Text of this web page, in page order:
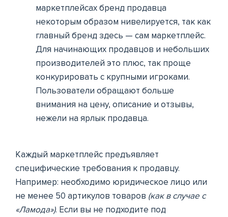
маркетплейсах бренд продавца
некоторым образом нивелируется, так как
главный бренд здесь — сам маркетплейс.
Для начинающих продавцов и небольших
производителей это плюс, так проще
конкурировать с крупными игроками.
Пользователи обращают больше
внимания на цену, описание и отзывы,
нежели на ярлык продавца.
Каждый маркетплейс предъявляет
специфические требования к продавцу.
Например: необходимо юридическое лицо или
не менее 50 артикулов товаров (как в случае с
«Ламода»). Если вы не подходите под